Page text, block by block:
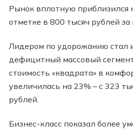
Рынок вплотную приблизился
отметке в 800 тысяч рублей за
Лидером по удорожанию стал
дефицитный массовый
стоимость «квадрата» в
увеличилась на 23% – с 323
рублей.
Бизнес-класс показал более